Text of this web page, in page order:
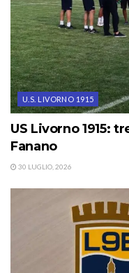
U.S. LIVORNO 1915
US Livorno 1915:
Fanano
30 LUGLIO, 2026